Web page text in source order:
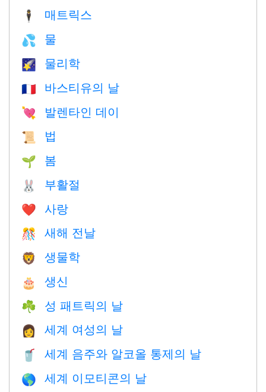
🕴️ 매트릭스
💦 물
🌠 물리학
🇫🇷 바스티유의 날
💘 발렌타인 데이
📜 법
🌱 봄
🐰 부활절
❤️️ 사랑
🎊 새해 전날
🦁 생물학
🎂 생신
☘️ 성 패트릭의 날
👩 세계 여성의 날
🥤 세계 음주와 알코올 통제의 날
🌎 세계 이모티콘의 날